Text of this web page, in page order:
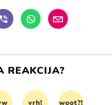
REAKCIJA?
vrh! woot?!